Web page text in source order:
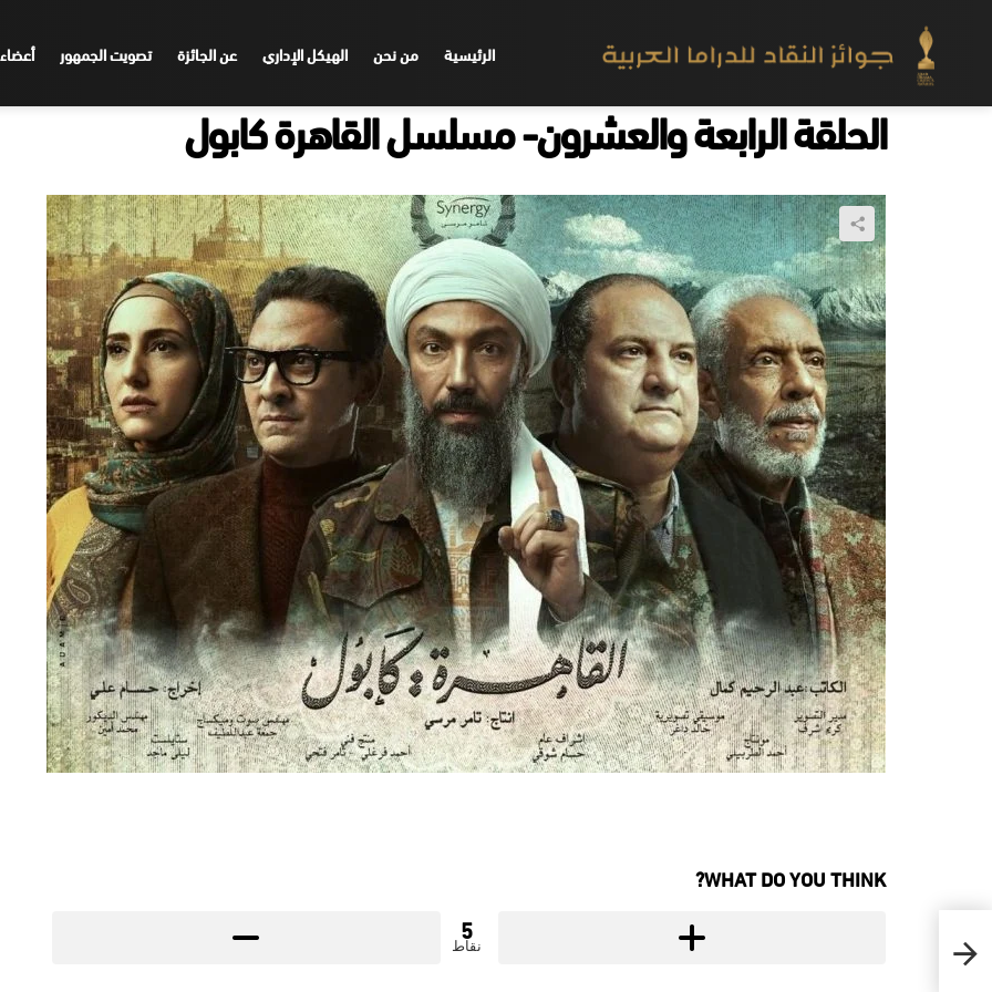
الرئيسية من نحن الهيكل الإداري عن الجائزة تصويت الجمهور
الحلقة الرابعة والعشرون- مسلسل القاهرة كابول
WHAT DO YOU THINK?
5
نقاط